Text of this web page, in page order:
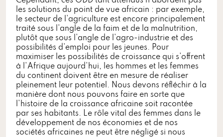
les solutions du point de vue africain : par exemple,
le secteur de l'agriculture est encore principalement
traité sous l'angle de la faim et de la malnutrition,
plutôt que sous l'angle de l'agro-industrie et des
possibilités d'emploi pour les jeunes. Pour
maximiser les possibilités de croissance qui s'offrent
à l'Afrique aujourd'hui, les hommes et les femmes
du continent doivent être en mesure de réaliser
pleinement leur potentiel. Nous devons réfléchir à la
manière dont nous pouvons faire en sorte que
l'histoire de la croissance africaine soit racontée
par ses habitants. Le rôle vital des femmes dans le
développement de nos économies et de nos
sociétés africaines ne peut être négligé si nous